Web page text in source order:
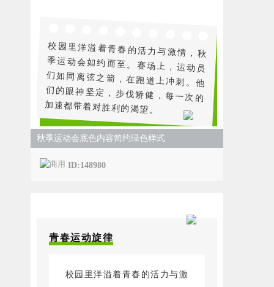
校园里洋溢着青春的活力与激情，秋
季运动会如约而至。赛场上，运动员
们如同离弦之箭，在跑道上冲刺。他
们的眼神坚定，步伐矫健，每一次的
加速都带着对胜利的渴望。
秋季运动会底色内容简约绿色样式
ID:148980
青春运动旋律
校园里洋溢着青春的活力与激